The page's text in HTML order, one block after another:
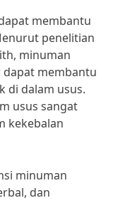
membantu
penelitian
minuman
membantu
di dalam usus.
usus sangat
kekebalan
minuman
dan